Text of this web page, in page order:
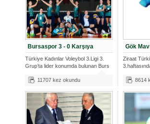
Bursaspor 3 - 0 Karşıya
Türkiye Kadınlar Voleybol 3.Ligi 3.
Grup’ta lider konumda bulunan Burs
11707 kez okundu
Gök
Ziraat
8614